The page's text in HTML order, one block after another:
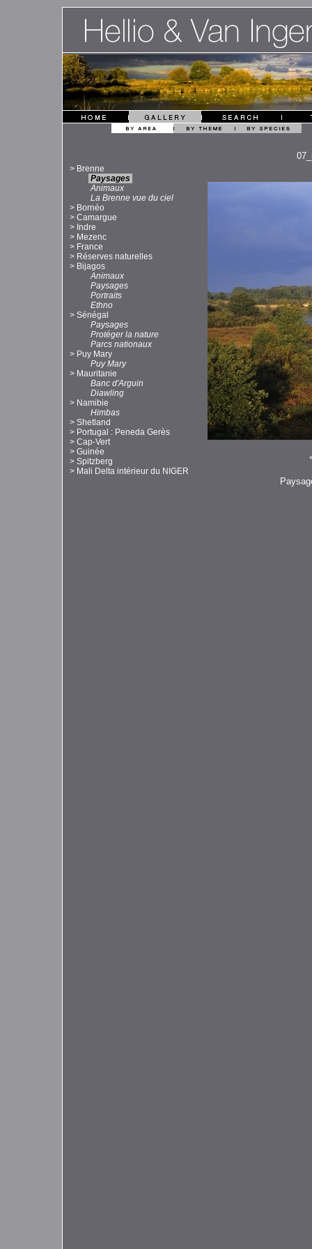
> Brenne
Paysages
Animaux
La Brenne vue du ciel
> Bornéo
> Camargue
> Indre
> Mezenc
> France
> Réserves naturelles
> Bijagos
Animaux
Paysages
Portraits
Ethno
> Sénégal
Paysages
Protéger la nature
Parcs nationaux
> Puy Mary
Puy Mary
> Mauritanie
Banc d'Arguin
Diawling
> Namibie
Himbas
> Shetland
> Portugal : Peneda Gerès
> Cap-Vert
> Guinée
> Spitzberg
> Mali Delta intérieur du NIGER